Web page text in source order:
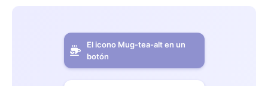
El icono Mug-tea-alt en un
botón